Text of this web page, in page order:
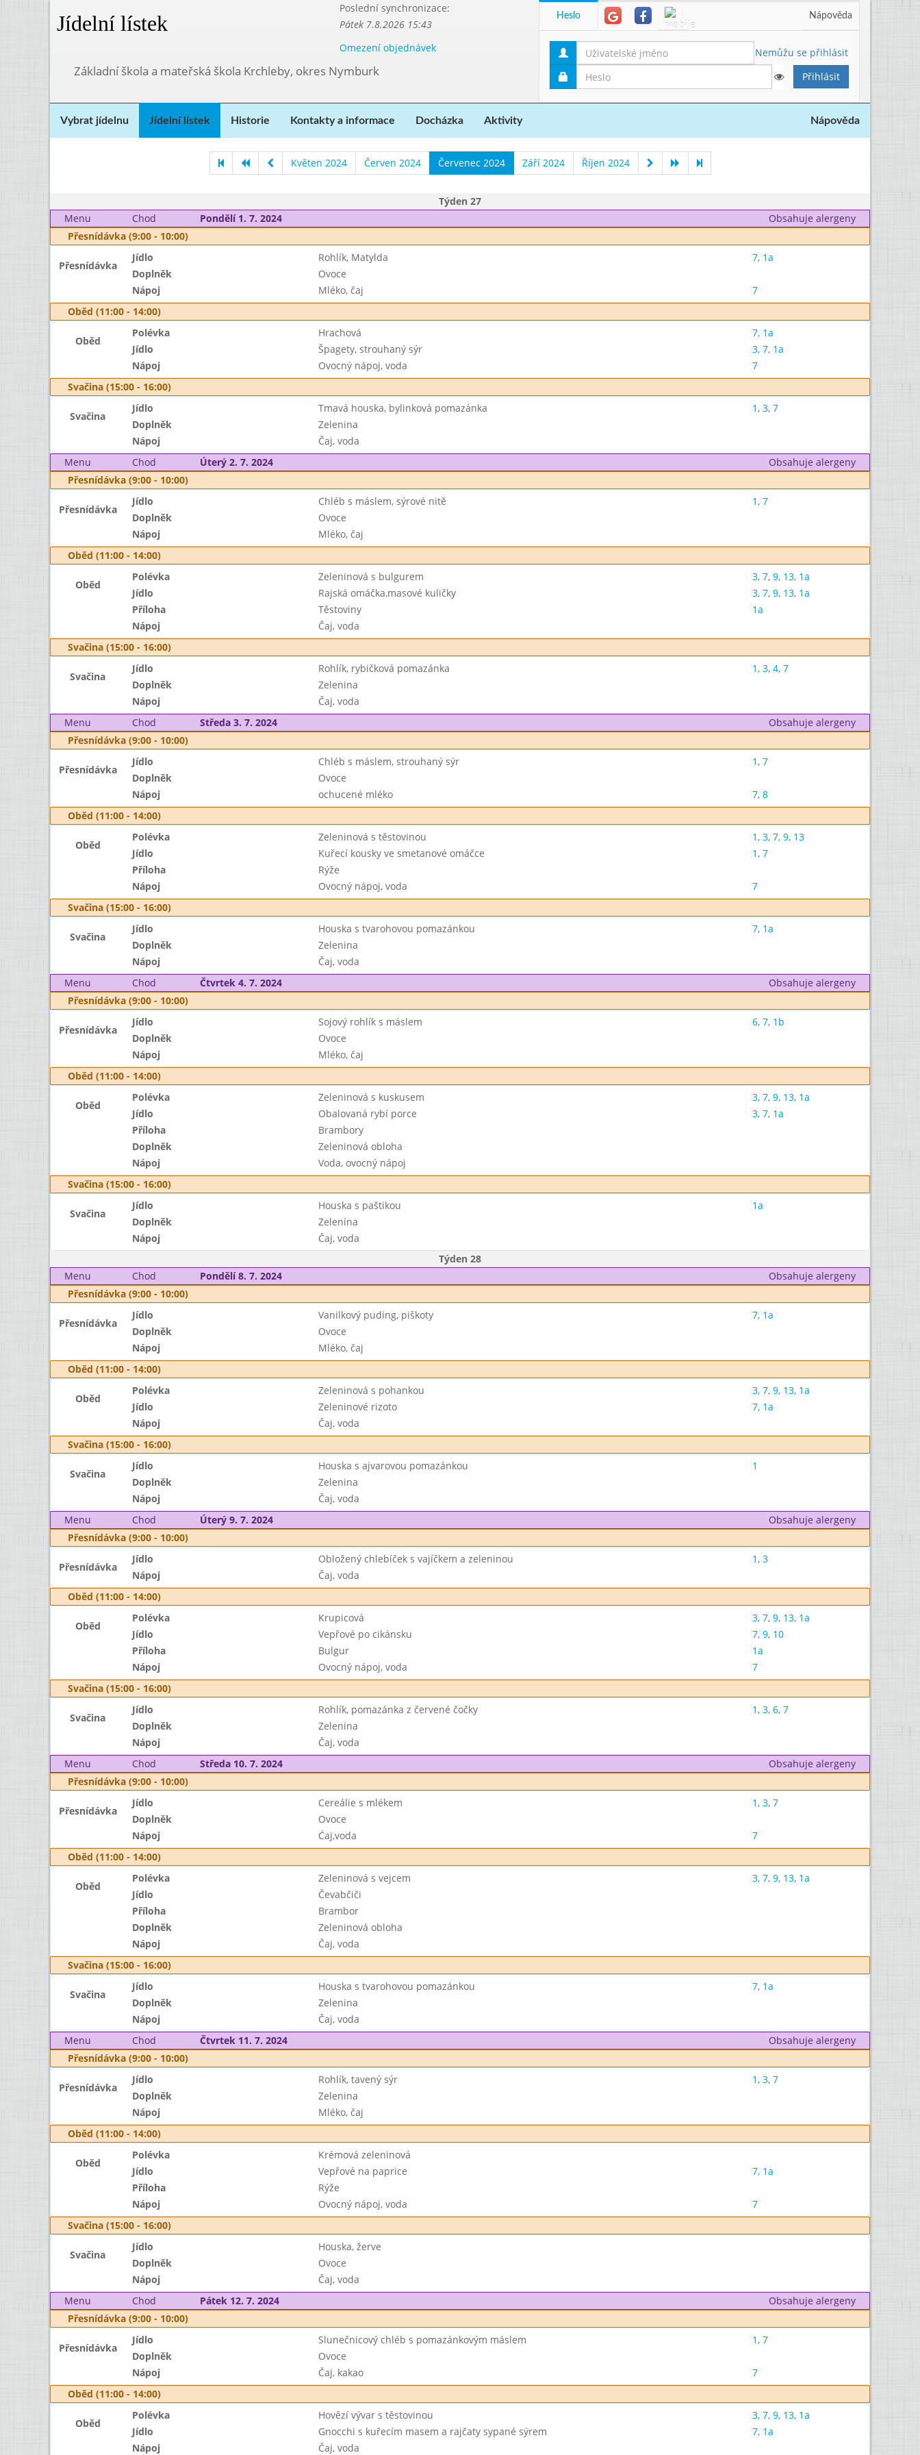
Jídelní lístek
Poslední synchronizace:
Pátek 7.8.2026 15:43
Omezení objednávek
Základní škola a mateřská škola Krchleby, okres Nymburk
Heslo Nápověda
Nemůžu se přihlásit
Vybrat jídelnu Jídelní lístek Historie Kontakty a informace Docházka Aktivity Nápověda
Květen 2024 Červen 2024 Červenec 2024 Září 2024 Říjen 2024
Týden 27
Menu
Chod Pondělí 1. 7. 2024
Obsahuje alergeny
Přesnídávka (9:00 - 10:00)
Přesnídávka
Jídlo Rohlík, Matylda 7, 1a
Doplněk
Ovoce
Nápoj
Mléko, čaj
7
Oběd (11:00 - 14:00)
Oběd
Polévka Hrachová 7, 1a
Jídlo
Špagety, strouhaný sýr 3, 7, 1a
Nápoj
Ovocný nápoj, voda
7
Svačina (15:00 - 16:00)
Svačina
Jídlo Tmavá houska, bylinková pomazánka 1, 3, 7
Doplněk
Zelenina
Nápoj
Čaj, voda
Menu
Chod Úterý 2. 7. 2024
Obsahuje alergeny
Přesnídávka (9:00 - 10:00)
Přesnídávka
Jídlo Chléb s máslem, sýrové nitě 1, 7
Doplněk
Ovoce
Nápoj
Mléko, čaj
Oběd (11:00 - 14:00)
Oběd
Polévka Zeleninová s bulgurem 3, 7, 9, 13, 1a
Jídlo
Rajská omáčka,masové kuličky 3, 7, 9, 13, 1a
Příloha
Těstoviny
1a
Nápoj
Čaj, voda
Svačina (15:00 - 16:00)
Svačina
Jídlo Rohlík, rybičková pomazánka 1, 3, 4, 7
Doplněk
Zelenina
Nápoj
Čaj, voda
Menu
Chod Středa 3. 7. 2024
Obsahuje alergeny
Přesnídávka (9:00 - 10:00)
Přesnídávka
Jídlo Chléb s máslem, strouhaný sýr 1, 7
Doplněk
Ovoce
Nápoj
ochucené mléko 7, 8
Oběd (11:00 - 14:00)
Oběd
Polévka Zeleninová s těstovinou 1, 3, 7, 9, 13
Jídlo
Kuřecí kousky ve smetanové omáčce 1, 7
Příloha
Rýže
Nápoj
Ovocný nápoj, voda
7
Svačina (15:00 - 16:00)
Svačina
Jídlo Houska s tvarohovou pomazánkou 7, 1a
Doplněk
Zelenina
Nápoj
Čaj, voda
Menu
Chod Čtvrtek 4. 7. 2024
Obsahuje alergeny
Přesnídávka (9:00 - 10:00)
Přesnídávka
Jídlo Sojový rohlík s máslem 6, 7, 1b
Doplněk
Ovoce
Nápoj
Mléko, čaj
Oběd (11:00 - 14:00)
Oběd
Polévka Zeleninová s kuskusem 3, 7, 9, 13, 1a
Jídlo
Obalovaná rybí porce 3, 7, 1a
Příloha
Brambory
Doplněk
Zeleninová obloha
Nápoj
Voda, ovocný nápoj
Svačina (15:00 - 16:00)
Svačina
Jídlo Houska s paštikou
1a
Doplněk
Zelenina
Nápoj
Čaj, voda
Týden 28
Menu
Chod Pondělí 8. 7. 2024
Obsahuje alergeny
Přesnídávka (9:00 - 10:00)
Přesnídávka
Jídlo Vanilkový puding, piškoty 7, 1a
Doplněk
Ovoce
Nápoj
Mléko, čaj
Oběd (11:00 - 14:00)
Oběd
Polévka Zeleninová s pohankou 3, 7, 9, 13, 1a
Jídlo
Zeleninové rizoto 7, 1a
Nápoj
Čaj, voda
Svačina (15:00 - 16:00)
Svačina
Jídlo Houska s ajvarovou pomazánkou
1
Doplněk
Zelenina
Nápoj
Čaj, voda
Menu
Chod Úterý 9. 7. 2024
Obsahuje alergeny
Přesnídávka (9:00 - 10:00)
Přesnídávka
Jídlo Obložený chlebíček s vajíčkem a zeleninou 1, 3
Nápoj
Čaj, voda
Oběd (11:00 - 14:00)
Oběd
Polévka Krupicová 3, 7, 9, 13, 1a
Jídlo
Vepřové po cikánsku 7, 9, 10
Příloha
Bulgur
1a
Nápoj
Ovocný nápoj, voda
7
Svačina (15:00 - 16:00)
Svačina
Jídlo Rohlík, pomazánka z červené čočky 1, 3, 6, 7
Doplněk
Zelenina
Nápoj
Čaj, voda
Menu
Chod Středa 10. 7. 2024
Obsahuje alergeny
Přesnídávka (9:00 - 10:00)
Přesnídávka
Jídlo Cereálie s mlékem 1, 3, 7
Doplněk
Ovoce
Nápoj
Ćaj,voda
7
Oběd (11:00 - 14:00)
Oběd
Polévka Zeleninová s vejcem 3, 7, 9, 13, 1a
Jídlo
Čevabčiči
Příloha
Brambor
Doplněk
Zeleninová obloha
Nápoj
Čaj, voda
Svačina (15:00 - 16:00)
Svačina
Jídlo Houska s tvarohovou pomazánkou 7, 1a
Doplněk
Zelenina
Nápoj
Čaj, voda
Menu
Chod Čtvrtek 11. 7. 2024
Obsahuje alergeny
Přesnídávka (9:00 - 10:00)
Přesnídávka
Jídlo Rohlík, tavený sýr 1, 3, 7
Doplněk
Zelenina
Nápoj
Mléko, čaj
Oběd (11:00 - 14:00)
Oběd
Polévka
Krémová zeleninová
Jídlo
Vepřové na paprice 7, 1a
Příloha
Rýže
Nápoj
Ovocný nápoj, voda
7
Svačina (15:00 - 16:00)
Svačina
Jídlo
Houska, žerve
Doplněk
Ovoce
Nápoj
Čaj, voda
Menu
Chod Pátek 12. 7. 2024
Obsahuje alergeny
Přesnídávka (9:00 - 10:00)
Přesnídávka
Jídlo Slunečnicový chléb s pomazánkovým máslem 1, 7
Doplněk
Ovoce
Nápoj
Čaj, kakao
7
Oběd (11:00 - 14:00)
Oběd
Polévka Hovězí vývar s těstovinou 3, 7, 9, 13, 1a
Jídlo
Gnocchi s kuřecím masem a rajčaty sypané sýrem 7, 1a
Nápoj
Čaj, voda